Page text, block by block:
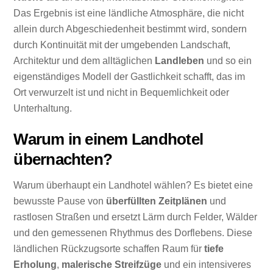
Das Ergebnis ist eine ländliche Atmosphäre, die nicht
allein durch Abgeschiedenheit bestimmt wird, sondern
durch Kontinuität mit der umgebenden Landschaft,
Architektur und dem alltäglichen Landleben und so ein
eigenständiges Modell der Gastlichkeit schafft, das im
Ort verwurzelt ist und nicht in Bequemlichkeit oder
Unterhaltung.
Warum in einem Landhotel
übernachten?
Warum überhaupt ein Landhotel wählen? Es bietet eine
bewusste Pause von überfüllten Zeitplänen und
rastlosen Straßen und ersetzt Lärm durch Felder, Wälder
und den gemessenen Rhythmus des Dorflebens. Diese
ländlichen Rückzugsorte schaffen Raum fürtiefe
Erholung, malerische Streifzüge und ein intensiveres